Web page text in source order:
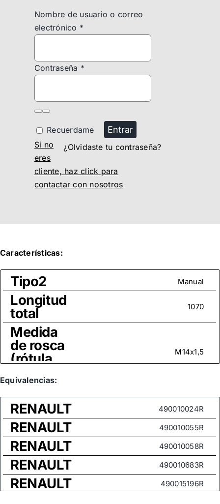
Nombre de usuario o correo
electrónico *
Contraseña *
Recuerdame Entrar
¿Olvidaste tu contraseña?
Si no
eres
cliente, haz click para
contactar con nosotros
Características:
Tipo2 Manual
Longitud
total 1070
Medida
de rosca
(rótula M14x1,5
Equivalencias:
RENAULT 490010024R
RENAULT 490010055R
RENAULT 490010058R
RENAULT 490010683R
RENAULT 490015196R